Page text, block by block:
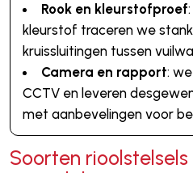
Rook en kleurstofproef
kleurstof traceren we
kruissluitingen tussen
Camera en rapport:
CCTV en leveren
met aanbevelingen voor
Soorten